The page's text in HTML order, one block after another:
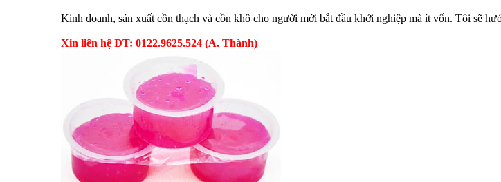
Kinh doanh, sản xuất cồn thạch và cồn khô cho người mới bắt đầu khởi nghiệp mà ít vốn. Tôi sẽ
Xin liên hệ ĐT: 0122.9625.524 (A. Thành)